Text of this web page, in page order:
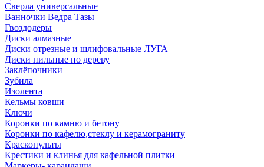
Сверла универсальные
Ванночки Ведра Тазы
Гвоздодеры
Диски алмазные
Диски отрезные и шлифовальные ЛУГА
Диски пильные по дереву
Заклёпочники
Зубила
Изолента
Кельмы ковши
Ключи
Коронки по камню и бетону
Коронки по кафелю,стеклу и керамограниту
Краскопульты
Крестики и клинья для кафельной плитки